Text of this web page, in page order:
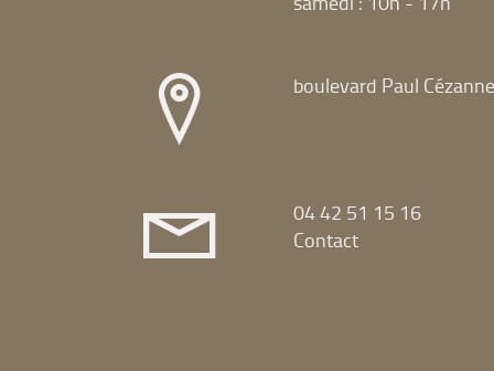
boulevard Paul
04 42 51 15 16
Contact